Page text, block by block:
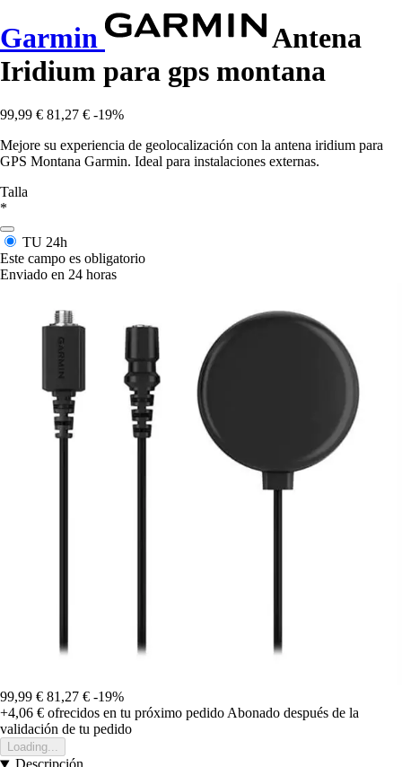
Garmin
Antena
Iridium para gps montana
99,99 € 81,27 € -19%
Mejore su experiencia de geolocalización con la antena iridium para
GPS Montana Garmin. Ideal para instalaciones externas.
Talla
*
TU 24h
Este campo es obligatorio
Enviado en 24 horas
99,99 € 81,27 € -19%
+4,06 € ofrecidos en tu próximo pedido Abonado después de la
validación de tu pedido
Loading...